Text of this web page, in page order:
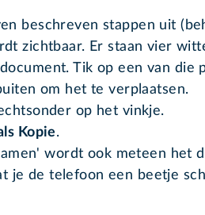
beschreven stappen uit
zichtbaar. Er staan vier
Tik op een van die
om het te verplaatsen.
op het vinkje.
Kopie.
wordt ook meteen het
je de telefoon een beetje